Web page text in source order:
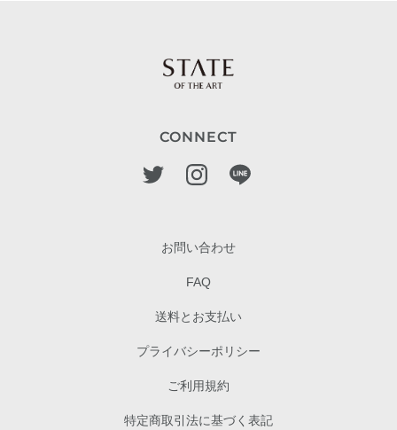
CONNECT
お問い合わせ
FAQ
送料とお支払い
プライバシーポリシー
ご利用規約
特定商取引法に基づく表記